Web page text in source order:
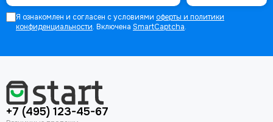
Я ознакомлен и согласен с условиями оферты и политики
конфиденциальности. Включена SmartCaptcha.
+7 (495) 123-45-67